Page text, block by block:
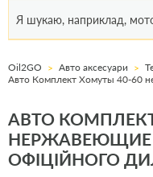
Oil2GO Авто аксесуари
АВТО
НЕРЖАВЕЮЩИЕ
ОФІЦІЙНОГО